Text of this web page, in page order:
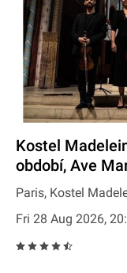
Kostel
období, Ave
Paris, Kostel
Fri 28 Aug 2026,